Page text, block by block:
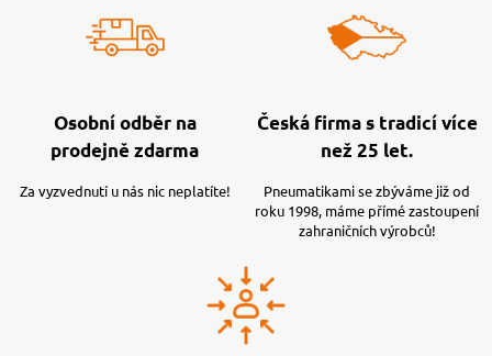
Osobní odběr na
prodejně zdarma
Za vyzvednutí u nás nic neplatíte!
Česká firma s tradicí více
než 25 let.
Pneumatikami se zbýváme již od
roku 1998, máme přímé zastoupení
zahraničních výrobců!